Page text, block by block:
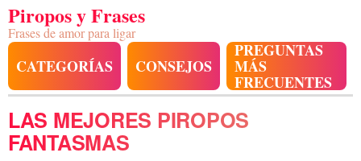
Piropos y Frases
Frases de amor para ligar
CATEGORÍAS CONSEJOS
PREGUNTAS
MÁS
FRECUENTES
LAS MEJORES PIROPOS
FANTASMAS